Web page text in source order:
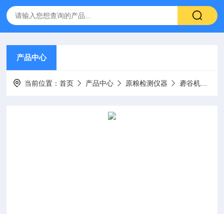
产品中心
当前位置：首页 产品中心 原粮检测仪器 砻谷机